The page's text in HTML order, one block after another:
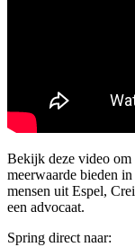
Bekijk deze video om
meerwaarde bieden
mensen uit Espel,
een advocaat.
Spring direct naar: